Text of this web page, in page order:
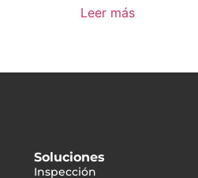
Leer más
Soluciones
Inspección